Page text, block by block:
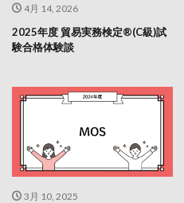
4月 14, 2026
2025年度 貿易実務検定®(C級)試
験合格体験談
3月 10, 2025